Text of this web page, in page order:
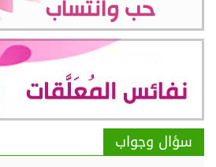
سؤال وجواب